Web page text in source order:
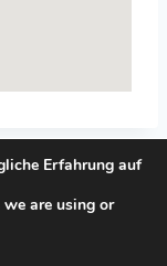
Erfahrung auf
are using or